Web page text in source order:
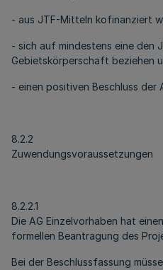
- aus JTF-Mitteln kofinanziert
- sich auf mindestens eine den
Gebietskörperschaft beziehen
- einen positiven Beschluss der
8.2.2
Zuwendungsvoraussetzungen
8.2.2.1
Die AG Einzelvorhaben hat
formellen Beantragung des
Bei der Beschlussfassung